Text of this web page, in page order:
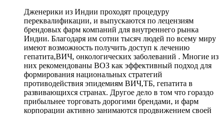
Дженерики из Индии проходят процедуру
переквалификации, и выпускаются по лецензиям
брендовых фарм компаний для внутреннего рынка
Индии. Благодаря им сотни тысяч людей по всему миру
имеют возможность получить доступ к лечению
гепатита,ВИЧ, онкологических заболеваний . Многие из
них рекомендованы ВОЗ как эффективный подход для
формирования национальных стратегий
противодействия эпидемиям ВИЧ,ТБ, гепатита в
развивающихся странах. Другое дело в том что гораздо
прибыльнее торговать дорогими брендами, и фарм
корпорации активно занимаются продвижением своей